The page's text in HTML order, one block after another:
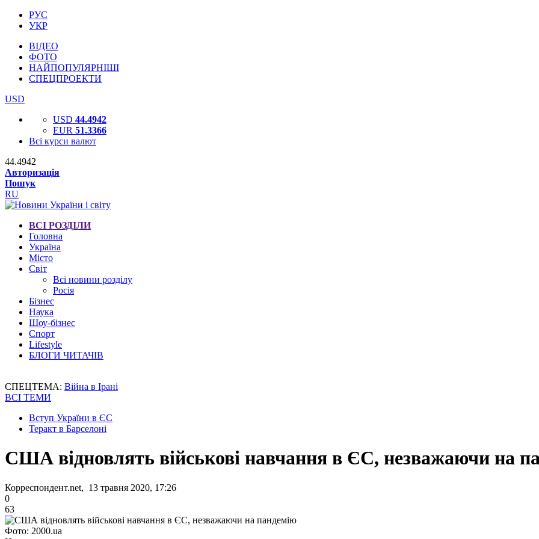
РУС
УКР
ВІДЕО
ФОТО
НАЙПОПУЛЯРНІШІ
СПЕЦПРОЕКТИ
USD
USD 44.4942
EUR 51.3366
Всі курси валют
44.4942
Авторизація
Пошук
RU
ВСІ РОЗДІЛИ
Головна
Україна
Місто
Світ
Всі новини розділу
Росія
Бізнес
Наука
Шоу-бізнес
Спорт
Lifestyle
БЛОГИ ЧИТАЧІВ
СПЕЦТЕМА: Війна в Ірані
ВСІ ТЕМИ
Вступ України в ЄС
Теракт в Барселоні
США відновлять військові навчання в ЄС, незважаючи на
Корреспондент.net, 13 травня 2020, 17:26
0
63
Фото: 2000.ua